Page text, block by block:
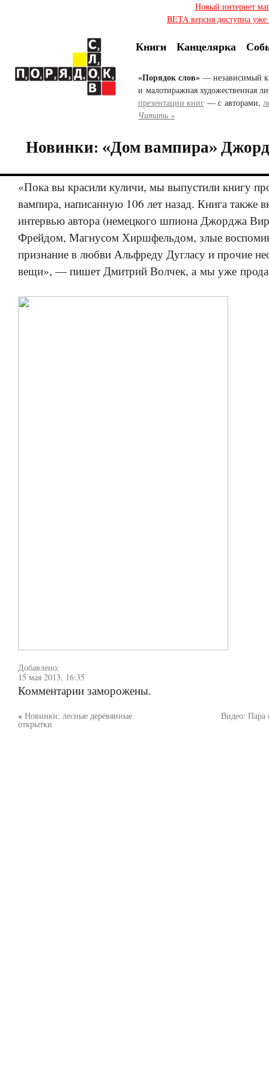
Новый интернет
BETA версия доступна
Книги Канцелярка
«Порядок слов» — независимый
и малотиражная художественная
презентации книг — с авторами,
Читать »
Новинки: «Дом вампира»
«Пока вы красили куличи, мы выпустили книгу
вампира, написанную 106 лет назад. Книга также
интервью автора (немецкого шпиона Джорджа
Фрейдом, Магнусом Хиршфельдом, злые
признание в любви Альфреду Дугласу и прочие
вещи», — пишет Дмитрий Волчек, а мы уже
Добавлено:
15 мая 2013, 16:35
Комментарии заморожены.
« Новинки: лесные деревянные
открытки
Видео: Пара